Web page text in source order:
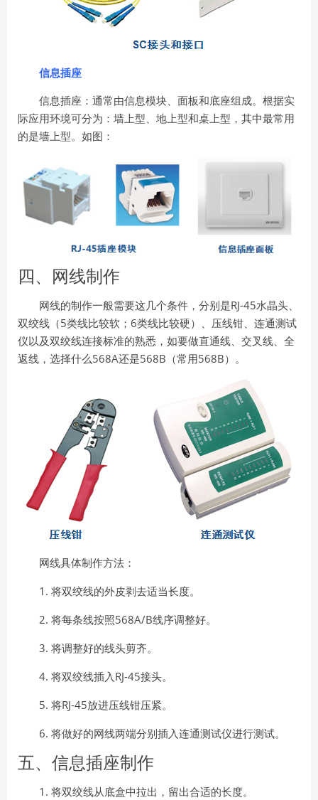
信息插座
信息插座：通常由信息模块、面板和底座组成。根据实
际应用环境可分为：墙上型、地上型和桌上型，其中最常用
的是墙上型。如图：
四、网线制作
网线的制作一般需要这几个条件，分别是RJ-45水晶头、
双绞线（5类线比较软； 6类线比较硬）、压线钳、连通测试
仪以及双绞线连接标准的熟悉，如要做直通线、交叉线、全
返线，选择什么568A还是568B （常用568B）。
网线具体制作方法：
1. 将双绞线的外皮剥去适当长度。
2. 将每条线按照568A/B线序调整好。
3. 将调整好的线头剪齐。
4. 将双绞线插入RJ-45接头。
5. 将RJ-45放进压线钳压紧。
6. 将做好的网线两端分别插入连通测试仪进行测试。
五、信息插座制作
1. 将双绞线从底盒中拉出，留出合适的长度。